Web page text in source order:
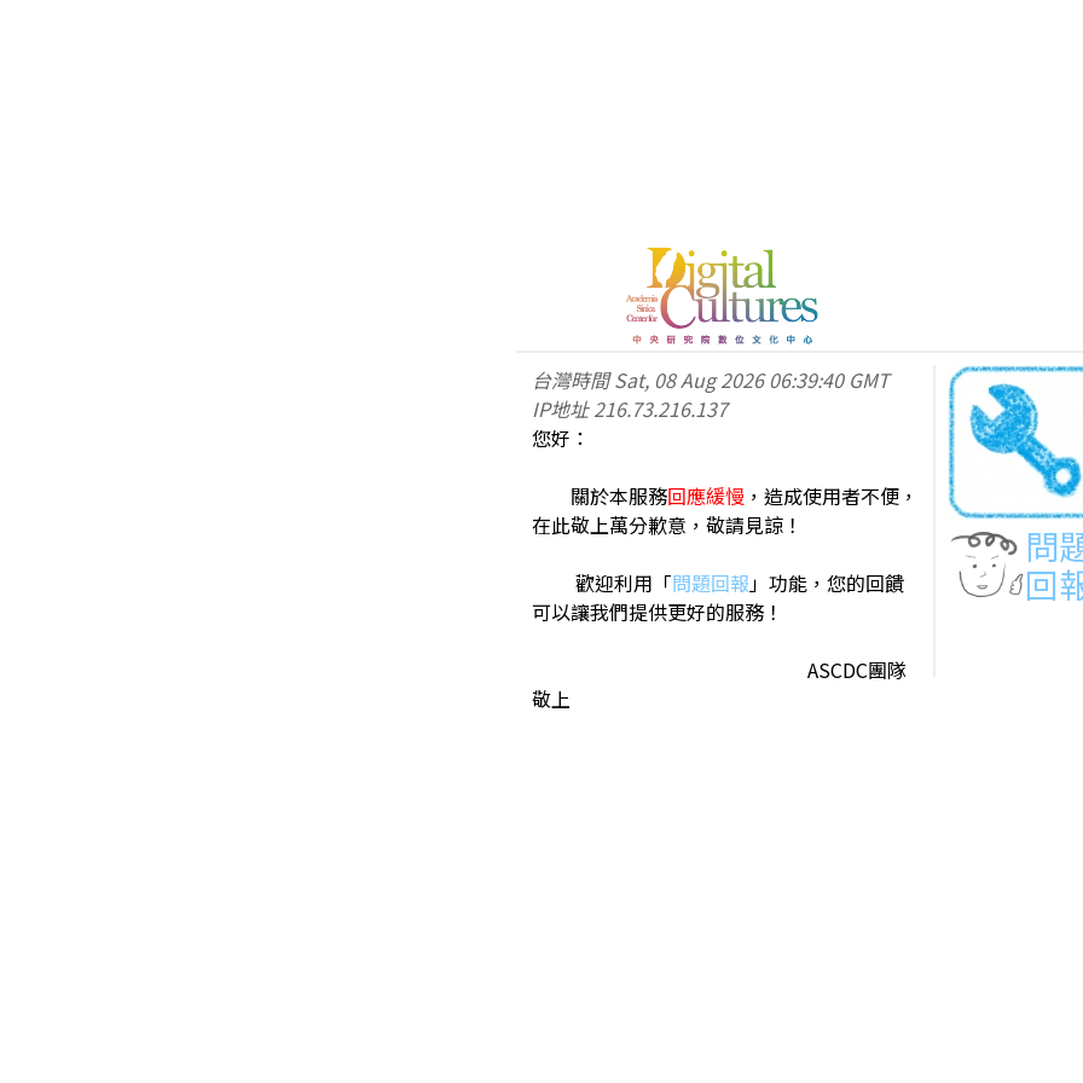
台灣時間Sat, 08 Aug 2026 06:39:40 GMT
IP地址216.73.216.137
您好：
關於本服務回應緩慢 ，造成使用者不便，
在此敬上萬分歉意，敬請見諒！
歡迎利用「問題回報」功能，您的回饋
可以讓我們提供更好的服務！
ASCDC團隊
敬上
問
回